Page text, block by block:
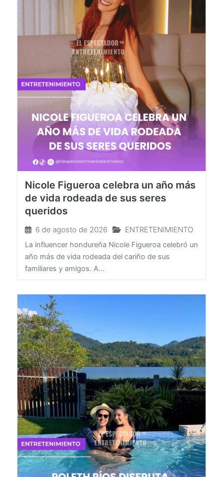
Nicole Figueroa celebra un año más
de vida rodeada de sus seres
queridos
6 de agosto de 2026 ENTRETENIMIENTO
La influencer hondureña Nicole Figueroa celebró un
año más de vida rodeada del cariño de sus
familiares y amigos. A...